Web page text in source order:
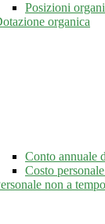
Posizioni
organica
Conto annuale
Costo
non a